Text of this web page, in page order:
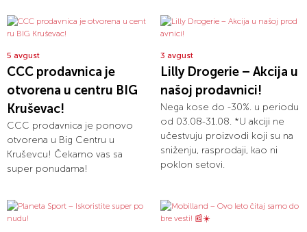
5 avgust
CCC prodavnica je
otvorena u centru BIG
Kruševac!
CCC prodavnica je ponovo
otvorena u Big Centru u
Kruševcu! Čekamo vas sa
super ponudama!
3 avgust
Lilly Drogerie – Akcija u
našoj prodavnici!
Nega kose do -30%. u periodu
od 03.08-31.08. *U akciji ne
učestvuju proizvodi koji su na
sniženju, rasprodaji, kao ni
poklon setovi.